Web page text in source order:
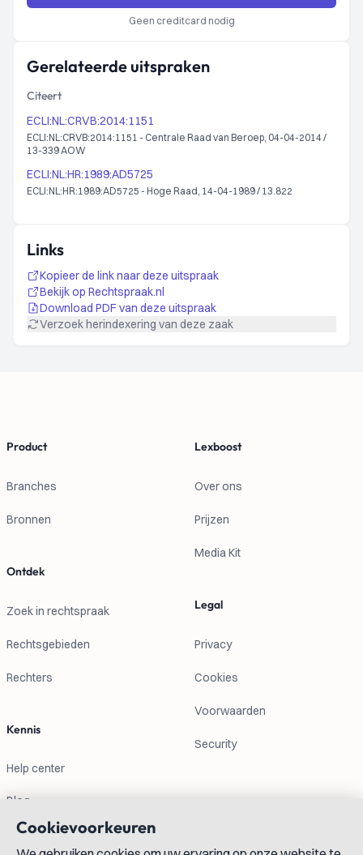
Geen creditcard nodig
Gerelateerde uitspraken
Citeert
ECLI:NL:CRVB:2014:1151
ECLI:NL:CRVB:2014:1151 - Centrale Raad van Beroep, 04-04-2014 /
13-339 AOW
ECLI:NL:HR:1989:AD5725
ECLI:NL:HR:1989:AD5725 - Hoge Raad, 14-04-1989 / 13.822
Links
Kopieer de link naar deze uitspraak
Bekijk op Rechtspraak.nl
Download PDF van deze uitspraak
Verzoek herindexering van deze zaak
Product
Branches
Bronnen
Ontdek
Zoek in rechtspraak
Rechtsgebieden
Rechters
Kennis
Help center
Blog
Lexboost
Over ons
Prijzen
Media Kit
Legal
Privacy
Cookies
Voorwaarden
Security
Cookievoorkeuren